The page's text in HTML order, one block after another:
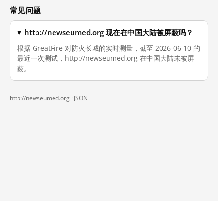
常见问题
http://newseumed.org 现在在中国大陆被屏蔽吗？
根据 GreatFire 对防火长城的实时测量，截至 2026-06-10 的
最近一次测试，http://newseumed.org 在中国大陆未被屏
蔽。
http://newseumed.org · JSON